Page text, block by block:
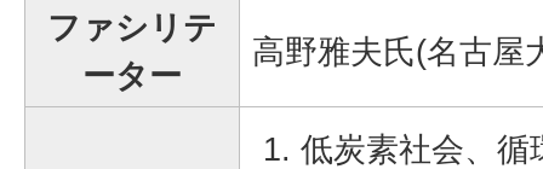
ファシリテ
ーター
高野雅夫氏(名古屋
低炭素社会、循